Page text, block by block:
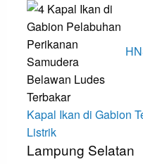
Kapal Ikan di Gabion
Listrik
Lampung Selatan